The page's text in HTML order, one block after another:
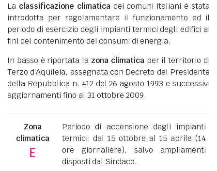
La classificazione climaticadei comuni italiani è stata
introdotta per regolamentare il funzionamento ed il
periodo di esercizio degli impianti termici degli edifici ai
fini del contenimento dei consumi di energia.
In basso è riportata la zona climaticaper il territorio di
Terzo d'Aquileia, assegnata con Decreto del Presidente
della Repubblica n. 412 del 26 agosto 1993 e successivi
aggiornamenti fino al 31 ottobre 2009.
Zona
climatica
E
Periodo di accensione degli impianti
termici: dal 15 ottobre al 15 aprile (14
ore giornaliere), salvo ampliamenti
disposti dal Sindaco.